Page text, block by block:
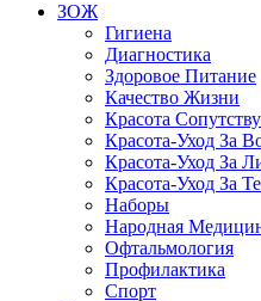
ЗОЖ
Гигиена
Диагностика
Здоровое Питание
Качество Жизни
Красота
Красота-Уход За
Красота-Уход За
Красота-Уход За
Наборы
Народная
Офтальмология
Профилактика
Спорт